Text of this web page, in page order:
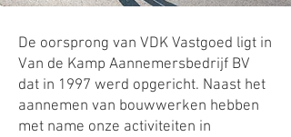
De oorsprong van VDK Vastgoed ligt in
Van de Kamp Aannemersbedrijf BV
dat in 1997 werd opgericht. Naast het
aannemen van bouwwerken hebben
met name onze activiteiten in